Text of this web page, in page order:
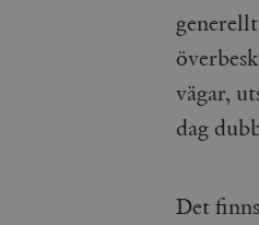
vägar,
dag
Det